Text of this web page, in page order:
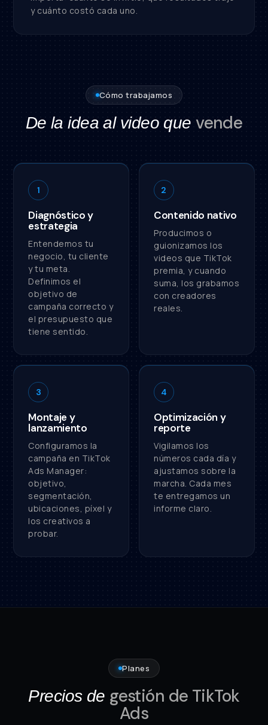
y cuánto costó cada uno.
Cómo trabajamos
De la idea al video quevende
1
Diagnóstico y
estrategia
Entendemos tu
negocio, tu cliente
y tu meta.
Definimos el
objetivo de
campaña correcto y
el presupuesto que
tiene sentido.
2
Contenido nativo
Producimos o
guionizamos los
videos que TikTok
premia, y cuando
suma, los grabamos
con creadores
reales.
3
Montaje y
lanzamiento
Configuramos la
campaña en TikTok
Ads Manager:
objetivo,
segmentación,
ubicaciones, píxel y
los creativos a
probar.
4
Optimización y
reporte
Vigilamos los
números cada día y
ajustamos sobre la
marcha. Cada mes
te entregamos un
informe claro.
Planes
Precios de gestión de TikTok
Ads